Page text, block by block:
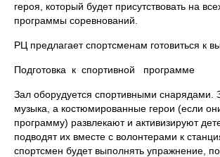
героя, который будет присутствовать на
программы соревнований.
РЦ предлагает спортсменам готовиться к
Подготовка к спортивной программе
Зал оборудуется спортивными снарядами.
музыка, а костюмированные герои (если
программу) развлекают и активизируют
подводят их вместе с волонтерами к
спортсмен будет выполнять упражнение,